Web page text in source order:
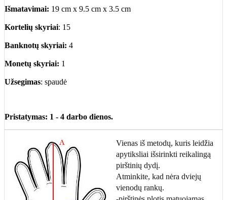
Išmatavimai: 19 cm x 9.5 cm x 3.5 cm
Kortelių skyriai: 15
Banknotų skyriai: 4
Monetų skyriai: 1
Užsegimas: spaudė
Pristatymas: 1 - 4 darbo dienos.
Vienas iš metodų, kuris leidžia
apytiksliai išsirinkti reikalingą
pirštinių dydį.
Atminkite, kad nėra dviejų
vienodų rankų.